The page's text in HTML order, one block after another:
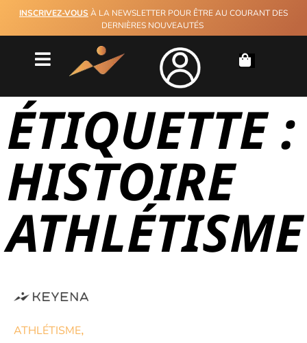
INSCRIVEZ-VOUS À LA NEWSLETTER POUR ÊTRE AU COURANT DES
DERNIÈRES NOUVEAUTÉS
ÉTIQUETTE :
HISTOIRE
ATHLÉTISME
ATHLÉTISME,